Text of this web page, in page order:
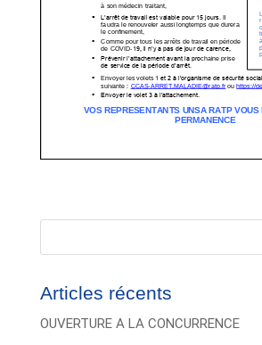
Articles récents
OUVERTURE A LA CONCURRENCE